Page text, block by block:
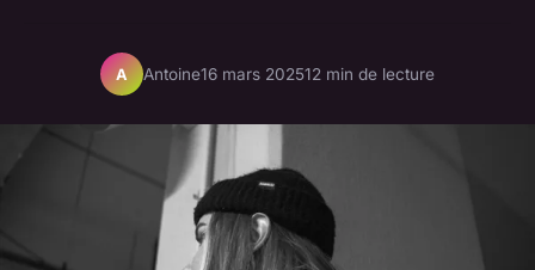
A Antoine16 mars 202512 min de lecture